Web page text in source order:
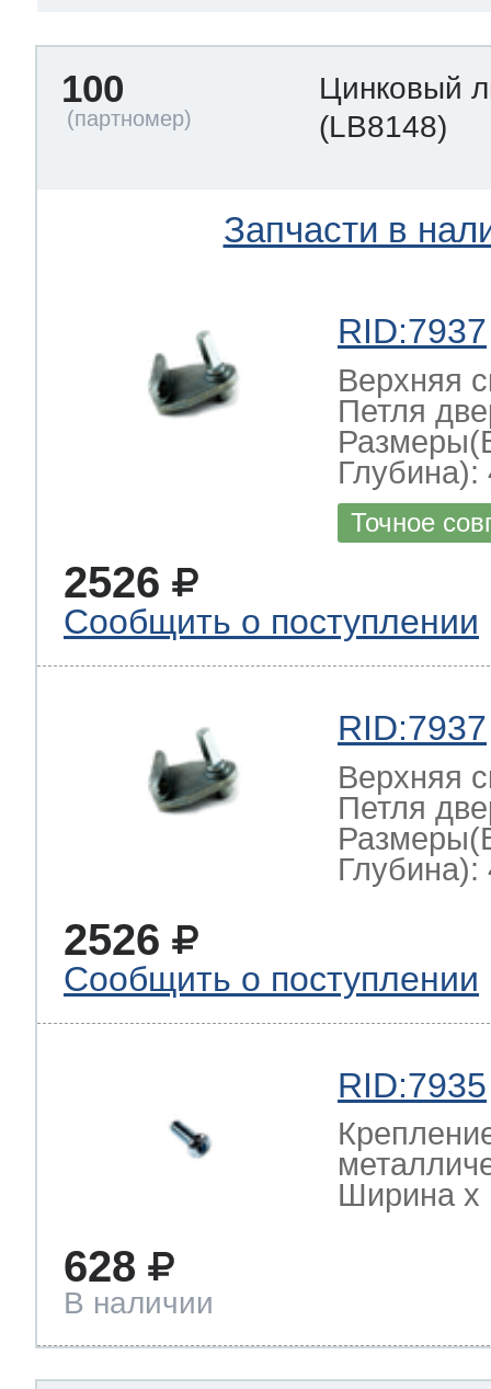
100
Цинковый
(LB8148)
Запчасти в
RID:7937
Верхняя
Петля
Глубина):
Точное
2526
Сообщить о поступлении
RID:7937
Верхняя
Петля
Глубина):
2526
Сообщить о поступлении
RID:7935
Ширина х
628
В наличии